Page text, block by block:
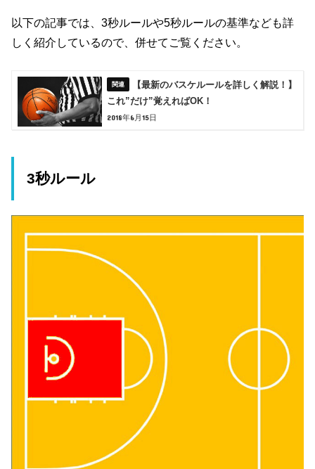
以下の記事では、3秒ルールや5秒ルールの基準なども詳
しく紹介しているので、併せてご覧ください。
【最新のバスケルールを詳しく解説！】
これ”だけ”覚えればOK！
2018年6月15日
3秒ルール